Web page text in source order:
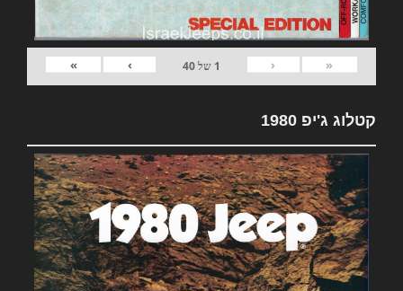
«
‹
1 של40
›
»
קטלוג ג'יפ 1980